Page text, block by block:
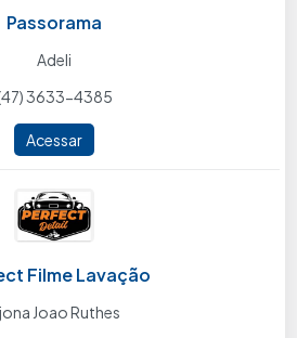
Passorama
Adeli
3633-4385
Acessar
Filme Lavação
Joao Ruthes